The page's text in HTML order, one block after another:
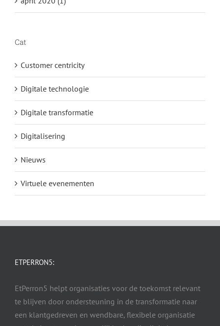
Cat
Customer centricity
Digitale technologie
Digitale transformatie
Digitalisering
Nieuws
Virtuele evenementen
ETPERRON5:
EtPerron5 helpt organisaties voor de toekomst relevant
te blijven door ondersteuning in de transformatie naar
een klantgedreven en wendbare, flexibele organisatie